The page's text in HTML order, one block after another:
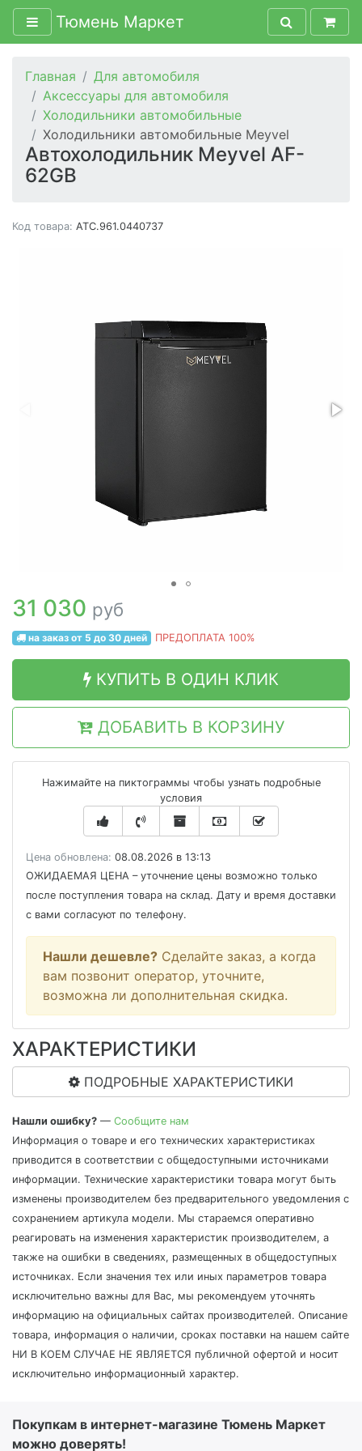
Тюмень Маркет
Главная
Для автомобиля
Аксессуары для автомобиля
Холодильники автомобильные
Холодильники автомобильные Meyvel
Автохолодильник Meyvel AF-
62GB
Код товара: ATC.961.0440737
31 030 руб
на заказ от 5 до 30 дней ПРЕДОПЛАТА 100%
КУПИТЬ В ОДИН КЛИК
ДОБАВИТЬ В КОРЗИНУ
Нажимайте на пиктограммы чтобы узнать подробные
условия
Цена обновлена: 08.08.2026 в 13:13
ОЖИДАЕМАЯ ЦЕНА – уточнение цены возможно только
после поступления товара на склад. Дату и время доставки
с вами согласуют по телефону.
Нашли дешевле? Сделайте заказ, а когда
вам позвонит оператор, уточните,
возможна ли дополнительная скидка.
ХАРАКТЕРИСТИКИ
ПОДРОБНЫЕ ХАРАКТЕРИСТИКИ
Нашли ошибку? — Сообщите нам
Информация о товаре и его технических характеристиках
приводится в соответствии с общедоступными источниками
информации. Технические характеристики товара могут быть
изменены производителем без предварительного уведомления с
сохранением артикула модели. Мы стараемся оперативно
реагировать на изменения характеристик производителем, а
также на ошибки в сведениях, размещенных в общедоступных
источниках. Если значения тех или иных параметров товара
исключительно важны для Вас, мы рекомендуем уточнять
информацию на официальных сайтах производителей. Описание
товара, информация о наличии, сроках поставки на нашем сайте
НИ В КОЕМ СЛУЧАЕ НЕ ЯВЛЯЕТСЯ публичной офертой и носит
исключительно информационный характер.
Покупкам в интернет-магазине Тюмень Маркет
можно доверять!